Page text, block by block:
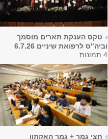
טקס הענקת תארים מוסמך
וביה"ס לרפואת שיניים 6.7.26
4 תמונות
חצי גמר + גמר האקתון